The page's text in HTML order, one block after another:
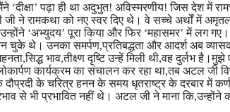
पढ़ा ही था अदुभुत! अविस्मरणीय! जिस देश में
जी ने रामकथा को नए स्वर दिए थे। वे सच्चे अर्थों में
‘अभ्युदय’ पूरा किया और फिर ‘महासमर’ में लग
थे। उनका समर्पण,प्रतिबद्धता और आदर्श अब
भाव,तीक्ष्ण दृष्टि उन्हें मिली थी,वह दुर्लभ
कार्यक्रम का संचालन कर रहा था,तब अटल जी
के चरित्र हनन के समय धृतराष्ट्र के दरबार में
से भी प्रभावित नहीं थे। अटल जी ने माना